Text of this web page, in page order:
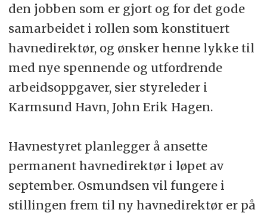
den jobben som er gjort og for det gode
samarbeidet i rollen som konstituert
havnedirektør, og ønsker henne lykke til
med nye spennende og utfordrende
arbeidsoppgaver, sier styreleder i
Karmsund Havn, John Erik Hagen.
Havnestyret planlegger å ansette
permanent havnedirektør i løpet av
september. Osmundsen vil fungere i
stillingen frem til ny havnedirektør er på